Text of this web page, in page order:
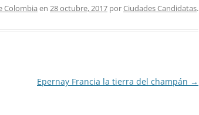
Colombia en 28 octubre, 2017 porCiudades Candidatas.
Epernay Francia la tierra del champán →